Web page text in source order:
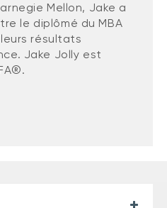
Mellon, Jake a
le diplômé du MBA
résultats
Jake Jolly est